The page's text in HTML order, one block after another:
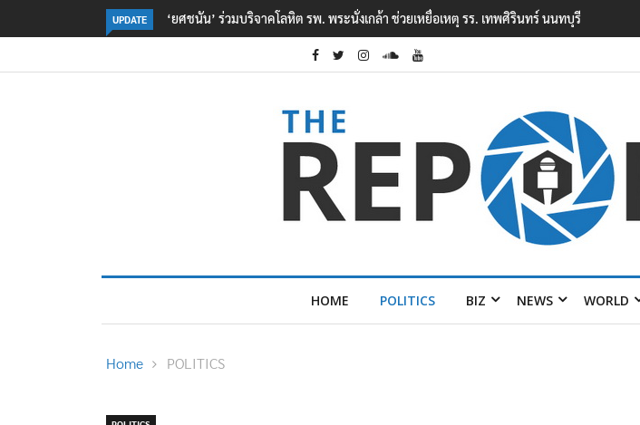
UPDATE
ยื่อเหตุ รร. เทพศิรินทร์ นนทบุรี ตร. อยู่ระหว่างสอบสวนแรงจูงใจ เหตุยิงในโรงเรียนเทพศิรินทร์ นนทบุรี พบเด็กก่อ
เหตุเครียดเรื่องเรียน
HOME POLITICS BIZ NEWS WORLD
Home POLITICS